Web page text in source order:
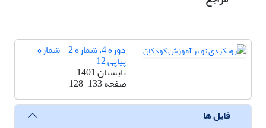
دوره 4، شماره 2 - شماره
پیاپی 12
تابستان 1401
صفحه128-133
فایل ها